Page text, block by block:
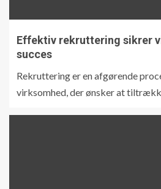
Effektiv rekruttering sikrer
succes
Rekruttering er en afgørende
virksomhed, der ønsker at